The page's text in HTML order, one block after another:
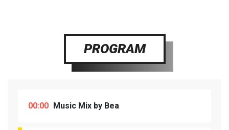
PROGRAM
00:00 Music Mix by Bea